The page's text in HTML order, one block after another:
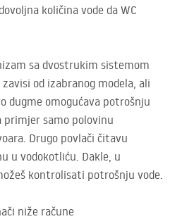
količina vode da WC
sa dvostrukim sistemom
od izabranog modela, ali
dugme omogućava potrošnju
primjer samo polovinu
Drugo povlači čitavu
u vodokotliću. Dakle, u
kontrolisati potrošnju vode.
niže račune